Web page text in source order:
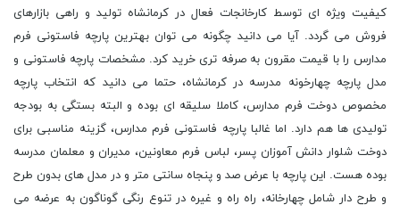
کیفیت ویژه ای توسط کارخانجات فعال در کرمانشاه تولید و راهی بازارهای
فروش می گردد. آیا می دانید چگونه می توان بهترین پارچه فاستونی فرم
مدارس را با قیمت مقرون به صرفه تری خرید کرد. مشخصات پارچه فاستونی و
مدل پارچه چهارخونه مدرسه در کرمانشاه، حتما می دانید که انتخاب پارچه
مخصوص دوخت فرم مدارس، کاملا سلیقه ای بوده و البته بستگی به بودجه
تولیدی ها هم دارد. اما غالبا پارچه فاستونی فرم مدارس، گزینه مناسبی برای
دوخت شلوار دانش آموزان پسر، لباس فرم معاونین، مدیران و معلمان مدرسه
بوده هست. این پارچه با عرض صد و پنجاه سانتی متر و در مدل های بدون طرح
و طرح دار شامل چهارخانه، راه راه و غیره در تنوع رنگی گوناگون به عرضه می